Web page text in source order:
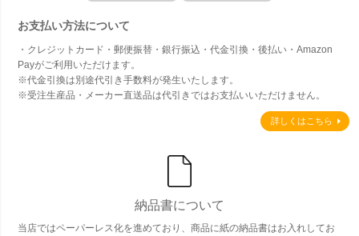
お支払い方法について
・クレジットカード・郵便振替・銀行振込・代金引換・後払い・Amazon
Payがご利用いただけます。
※代金引換は別途代引き手数料が発生いたします。
※受注生産品・メーカー直送品は代引きではお支払いいただけません。
詳しくはこちら
納品書について
当店ではペーパーレス化を進めており、商品に紙の納品書はお入れしてお